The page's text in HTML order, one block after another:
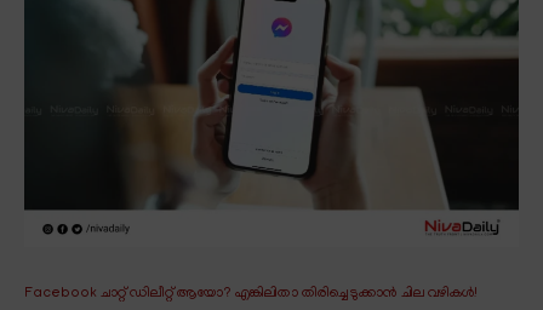
Facebook ചാറ്റ് ഡിലീറ്റ് ആയോ? എങ്കിലിതാ തിരിച്ചെടുക്കാൻ ചില വഴികൾ!